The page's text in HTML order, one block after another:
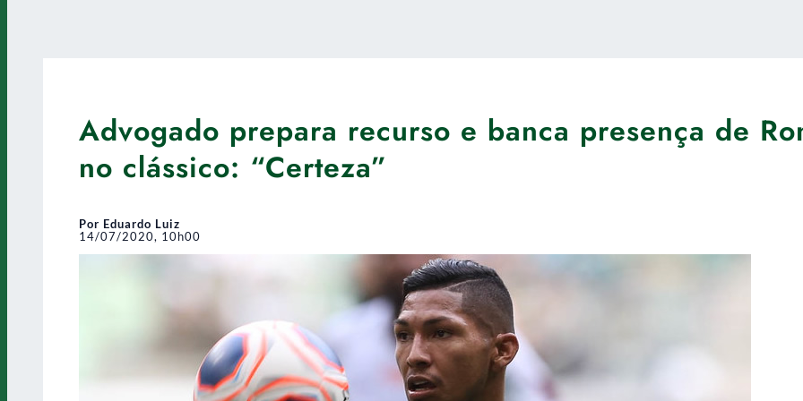
Advogado prepara recurso e banca presença de
no clássico: “Certeza”
Por Eduardo Luiz
14/07/2020, 10h00